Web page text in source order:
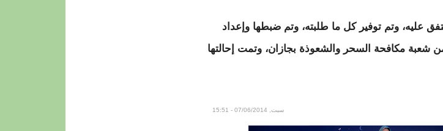
عليه، وتم توفير كل ما طلبته، وتم ضبطها وإعداد
مكافحة السحر والشعوذة بجازان، وتمت إحالتها
سبت, 07/06/2014 - 15:51